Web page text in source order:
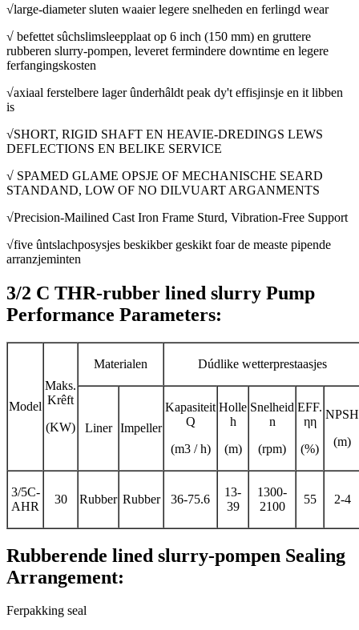
√large-diameter sluten waaier legere snelheden en ferlingd wear
√ befettet sûchslimsleepplaat op 6 inch (150 mm) en gruttere
rubberen slurry-pompen, leveret fermindere downtime en legere
ferfangingskosten
√axiaal ferstelbere lager ûnderhâldt peak dy't effisjinsje en it libben
is
√SHORT, RIGID SHAFT EN HEAVIE-DREDINGS LEWS
DEFLECTIONS EN BELIKE SERVICE
√ SPAMED GLAME OPSJE OF MECHANISCHE SEARD
STANDAND, LOW OF NO DILVUART ARGANMENTS
√Precision-Mailined Cast Iron Frame Sturd, Vibration-Free Support
√five ûntslachposysjes beskikber geskikt foar de measte pipende
arranzjeminten
3/2 C THR-rubber lined slurry Pump
Performance Parameters:
Model
Maks.
Krêft
(KW)
Materialen Dúdlike wetterprestaasjes
Liner Impeller
Kapasiteit
Q
(m3 / h)
Holle
h
(m)
Snelheid
n
(rpm)
EFF.
ηη
(%)
NPSH
(m)
3/5C-
AHR
30 Rubber Rubber 36-75.6
13-
39
1300-
2100
55 2-4
Rubberende lined slurry-pompen Sealing
Arrangement:
Ferpakking seal